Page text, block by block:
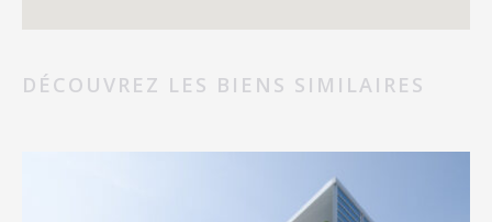
DÉCOUVREZ LES BIENS SIMILAIRES